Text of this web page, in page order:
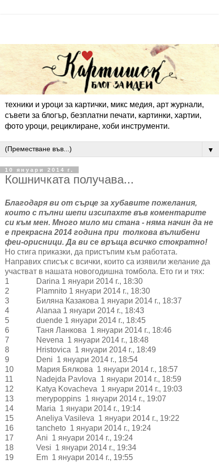
техники и уроци за картички, микс медия, арт журнали,
съвети за блогър, безплатни печати, картинки, хартии,
фото уроци, рециклиране, хоби инструменти.
▼
10 януари 2014 г.
Кошничката получава...
Благодаря ви от сърце за хубавите пожелания,
които с пълни шепи изсипахте във коментарите
си към мен. Много мило ми стана - няма начин да не
е прекрасна 2014 година при толкова вълшбени
феи-орисници. Да ви се връща всичко стократно!
Но стига приказки, да пристъпим към работата.
Направих списък с всички, които са изявили желание да
участват в нашата новогодишна томбола. Ето ги и тях:
1
Darina 1 януари 2014 г., 18:30
2
Plamnito 1 януари 2014 г., 18:30
3
Биляна Казакова 1 януари 2014 г., 18:37
4
Alanaa 1 януари 2014 г., 18:43
5
duende 1 януари 2014 г., 18:45
6
Таня Ланкова 1 януари 2014 г., 18:46
7
Nevena 1 януари 2014 г., 18:48
8
Hristovica 1 януари 2014 г., 18:49
9
Deni 1 януари 2014 г., 18:54
10
Мария Бялкова 1 януари 2014 г., 18:57
11
Nadejda Pavlova 1 януари 2014 г., 18:59
12
Katya Kovacheva 1 януари 2014 г., 19:03
13
merypoppins 1 януари 2014 г., 19:07
14
Maria 1 януари 2014 г., 19:14
15
Aneliya Vasileva 1 януари 2014 г., 19:22
16
tancheto 1 януари 2014 г., 19:24
17
Ani 1 януари 2014 г., 19:24
18
Vesi 1 януари 2014 г., 19:34
19
Em 1 януари 2014 г., 19:55